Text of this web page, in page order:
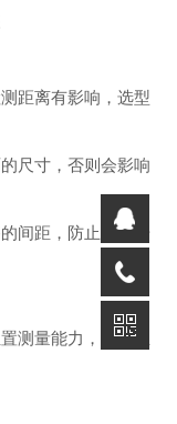
距离有影响，选型
尺寸，否则会影响
间距，防止相互干
测量能力，在工业